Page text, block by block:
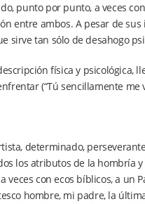
punto por punto, a veces
entre ambos. A pesar de
sirve tan sólo de desahogo
física y psicológica,
(“Tú sencillamente
determinado,
los atributos de la hombría
con ecos bíblicos, a un
hombre, mi padre, la